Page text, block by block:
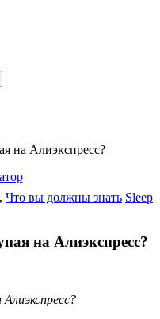
на Алиэкспресс?
, Что вы должны знать Sleep
на Алиэкспресс?